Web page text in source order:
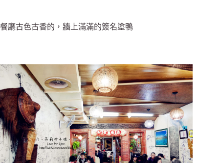
餐廳古色古香的，牆上滿滿的簽名塗鴨